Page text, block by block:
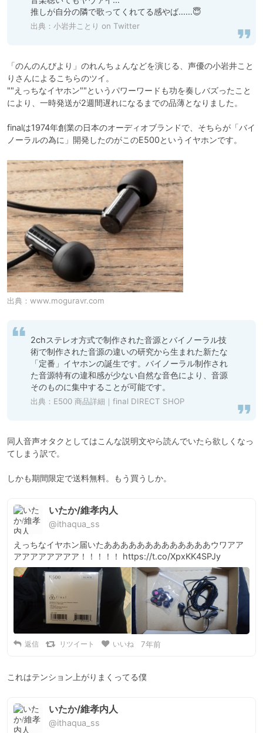
推しが自分の隣で歌ってくれてる感やば……😇
出典： 小岩井ことり on Twitter
「のんのんびより」のれんちょんなどを演じる、声優の小岩井こと
りさんによるこちらのツイ。
""えっちなイヤホン""というパワーワードも功を奏しバズったこと
により、一時発送が2週間遅れになるまでの品薄となりました。
finalは1974年創業の日本のオーディオブランドで、そちらが「バイ
ノーラルの為に」開発したのがこのE500というイヤホンです。
出典： www.moguravr.com
2chステレオ方式で制作された音源とバイノーラル技
術で制作された音源の違いの研究から生まれた新たな
「定番」イヤホンの誕生です。バイノーラル制作され
た音源特有の違和感が少ない自然な音色により、音源
そのものに集中することが可能です。
出典： E500 商品詳細｜final DIRECT SHOP
同人音声オタクとしてはこんな説明文やら読んでいたら欲しくなっ
てしまう訳で。
いたか/維孝内人
@ithaqua_ss
えっちなイヤホン届いたあああああああああああああウワアア
アアアアアアアア！！！！！ https://t.co/XpxKK4SPJy
返信 リツイート いいね 7年前
これはテンション上がりまくってる僕
いたか/維孝内人
@ithaqua_ss